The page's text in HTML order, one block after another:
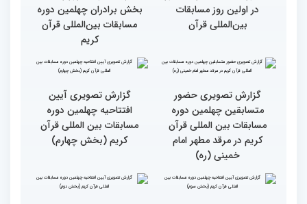
چهلمین دوره مسابقات بین
المللی قرآن کریم (بخش
چهلمین دوره مسابقات بین
المللی قرآن کریم(بخش
اول)
حضور متسابقین از 11 کشور
در اولین روز مسابقات
بین‌المللی قرآن
جزئیات اولین روز رقابت
بخش برادران چهلمین دوره
مسابقات بین‌المللی قرآن
کریم